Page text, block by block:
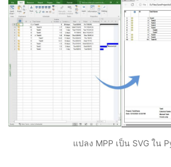
แปลง MPP เป็น SVG ใน